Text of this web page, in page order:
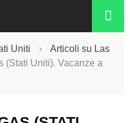
Uniti ›
Articoli su Las
(Stati Uniti). Vacanze a